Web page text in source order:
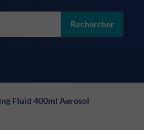
Rechercher
Fluid 400ml Aerosol